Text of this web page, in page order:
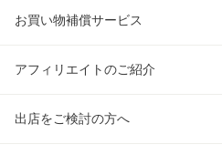
お買い物補償サービス
アフィリエイトのご紹介
出店をご検討の方へ